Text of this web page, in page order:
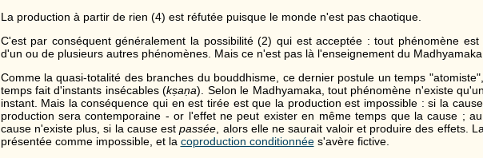
La production à partir de rien (4) est réfutée puisque le monde n'est pas chaotique.
C'est par conséquent généralement la possibilité (2) qui est acceptée : tout phénomène
d'un ou de plusieurs autres phénomènes. Mais ce n'est pas là l'enseignement du Madhyamaka.
Comme la quasi-totalité des branches du bouddhisme, ce dernier postule un temps
temps fait d'instants insécables (kṣaṇa). Selon le Madhyamaka, tout phénomène n'existe
instant. Mais la conséquence qui en est tirée est que la production est impossible : si la
production sera contemporaine - or l'effet ne peut exister en même temps que la cause ;
cause n'existe plus, si la cause estpassée, alors elle ne saurait valoir et produire des effets.
présentée comme impossible, et la coproduction conditionnées'avère fictive.